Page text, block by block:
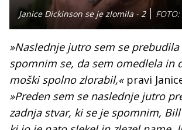
Janice Dickinson se je zlomila - 2
»Naslednje jutro sem se
spomnim se, da sem omedlela in
moški spolno zlorabil,«pravi
»Preden sem se naslednje jutro
zadnja stvar, ki se je spomnim,